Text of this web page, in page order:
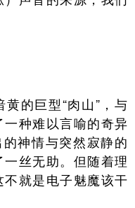
的巨型“肉山”，与
种难以言喻的奇异
神情与突然寂静的
丝无助。但随着理
就是电子魅魔该干